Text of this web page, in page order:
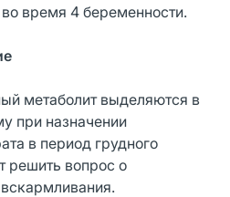
время 4 беременности.
метаболит выделяются в
при назначении
в период грудного
решить вопрос о